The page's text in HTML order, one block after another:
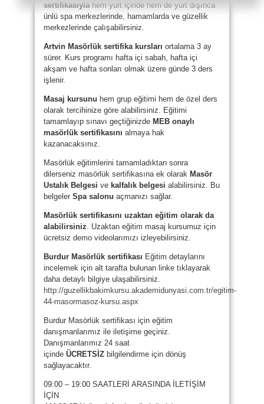
sertifikasıyla hem yurt içinde hem de yurt dışınca
ünlü spa merkezlerinde, hamamlarda ve güzellik
merkezlerinde çalışabilirsiniz.
Artvin Masörlük sertifika kursları ortalama 3 ay
sürer. Kurs programı hafta içi sabah, hafta içi
akşam ve hafta sonları olmak üzere günde 3 ders
işlenir.
Masaj kursunu hem grup eğitimi hem de özel ders
olarak tercihinize göre alabilirsiniz. Eğitimi
tamamlayıp sınavı geçtiğinizde MEB onaylı
masörlük sertifikasını almaya hak
kazanacaksınız.
Masörlük eğitimlerini tamamladıktan sonra
dilerseniz masörlük sertifikasına ek olarak Masör
Ustalık Belgesi ve kalfalık belgesi alabilirsiniz. Bu
belgeler Spa salonu açmanızı sağlar.
Masörlük sertifikasını uzaktan eğitim olarak da
alabilirsiniz. Uzaktan eğitim masaj kursumuz için
ücretsiz demo videolarımızı izleyebilirsiniz.
Burdur Masörlük sertifikası Eğitim detaylarını
incelemek için alt tarafta bulunan linke tıklayarak
daha detaylı bilgiye ulaşabilirsiniz.
http://guzellikbakimkursu.akademidunyasi.com.tr/egitim-
44-masormasoz-kursu.aspx
Burdur Masörlük sertifikası için eğitim
danışmanlarımız ile iletişime geçiniz.
Danışmanlarımız 24 saat
içinde ÜCRETSİZ bilgilendirme için dönüş
sağlayacaktır.
09:00 – 19:00 SAATLERİ ARASINDA İLETİŞİM
İÇİN